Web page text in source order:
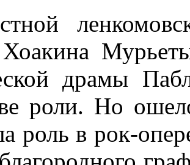
драмы
роли. Но
роль в рок-